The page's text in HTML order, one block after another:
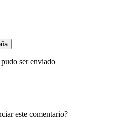
ser enviado
este comentario?